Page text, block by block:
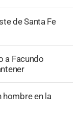
de Santa Fe
a Facundo
hombre en la